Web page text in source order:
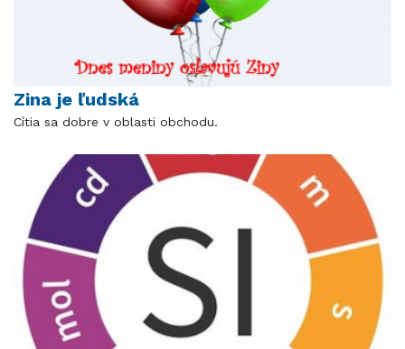
Zina je ľudská
Cítia sa dobre v oblasti obchodu.